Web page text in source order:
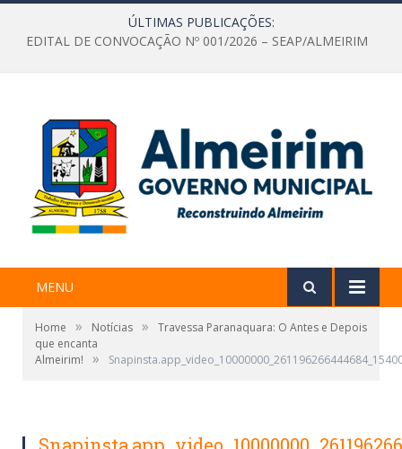
ÚLTIMAS PUBLICAÇÕES:
EDITAL DE CONVOCAÇÃO Nº 001/2026 – SEAP/ALMEIRIM
MENU
Home » Notícias »
Travessa Paranaquara: O Antes e Depois
que encanta
Almeirim!
»